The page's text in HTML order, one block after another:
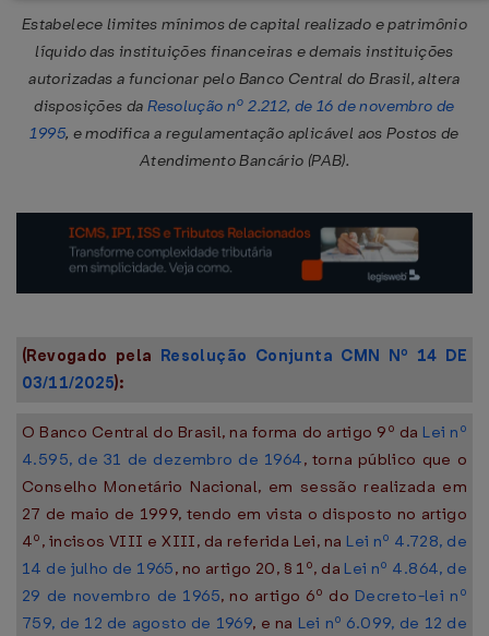
Estabelece limites mínimos de capital realizado e patrimônio
líquido das instituições financeiras e demais instituições
autorizadas a funcionar pelo Banco Central do Brasil, altera
disposições daResolução nº 2.212, de 16 de novembro de
1995, e modifica a regulamentação aplicável aos Postos de
Atendimento Bancário (PAB).
(Revogado pela Resolução Conjunta CMN Nº 14 DE
03/11/2025):
O Banco Central do Brasil, na forma do artigo 9º da Lei nº
4.595, de 31 de dezembro de 1964, torna público que o
Conselho Monetário Nacional, em sessão realizada em
27 de maio de 1999, tendo em vista o disposto no artigo
4º, incisos VIII e XIII, da referida Lei, na Lei nº 4.728, de
14 de julho de 1965, no artigo 20, § 1º, da Lei nº 4.864, de
29 de novembro de 1965, no artigo 6º do Decreto-lei nº
759, de 12 de agosto de 1969, e na Lei nº 6.099, de 12 de